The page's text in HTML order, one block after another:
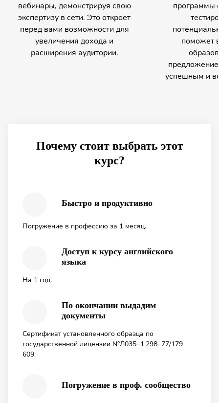
вебинары, демонстрируя свою
экспертизу в сети. Это откроет
перед вами возможности для
увеличения дохода и
расширения аудитории.
программы
поможет
успешным и
Почему стоит выбрать этот
курс?
Быстро и продуктивно
Погружение в профессию за 1 месяц.
Доступ к курсу английского
языка
На 1 год.
По окончании выдадим
документы
Сертификат установленного образца по
государственной лицензии №Л035−1 298−77/179
609.
Погружение в проф. сообщество